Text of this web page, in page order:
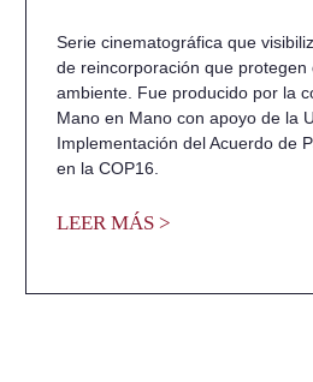
Serie cinematográfica que
de reincorporación que protegen
ambiente. Fue producido por la
Mano en Mano con apoyo de la
Implementación del Acuerdo de
en la COP16.
LEER MÁS >